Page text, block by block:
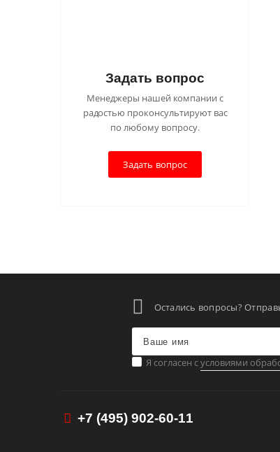
Задать вопрос
Менеджеры нашей компании с
радостью проконсультируют вас
по любому вопросу.
Задать вопрос
Остались вопросы?
Я согласен сусловиями
+7 (495) 902-60-11